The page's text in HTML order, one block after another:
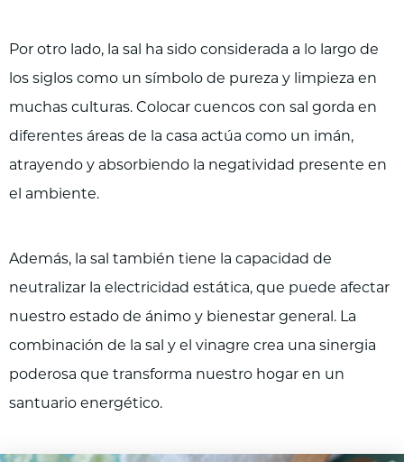
Por otro lado, la sal ha sido considerada a lo largo de
los siglos como un símbolo de pureza y limpieza en
muchas culturas. Colocar cuencos con sal gorda en
diferentes áreas de la casa actúa como un imán,
atrayendo y absorbiendo la negatividad presente en
el ambiente.
Además, la sal también tiene la capacidad de
neutralizar la electricidad estática, que puede afectar
nuestro estado de ánimo y bienestar general. La
combinación de la sal y el vinagre crea una sinergia
poderosa que transforma nuestro hogar en un
santuario energético.